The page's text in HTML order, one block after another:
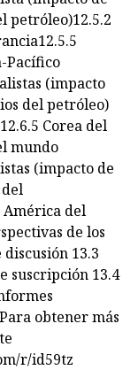
petróleo)12.5.2
Pacífico
(impacto
del petróleo)
Corea del
mundo
(impacto de
América del
de los
13.3
suscripción 13.4
obtener más
r/id59tz